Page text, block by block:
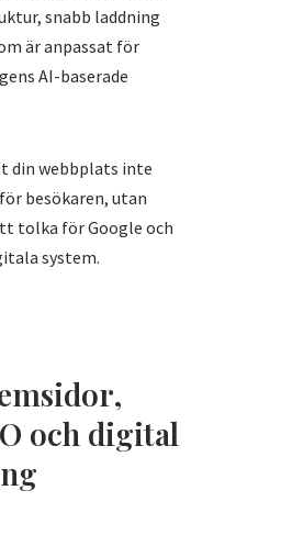
snabb laddning
är anpassat för
AI-baserade
din webbplats inte
besökaren, utan
tolka för Google och
system.
och digital